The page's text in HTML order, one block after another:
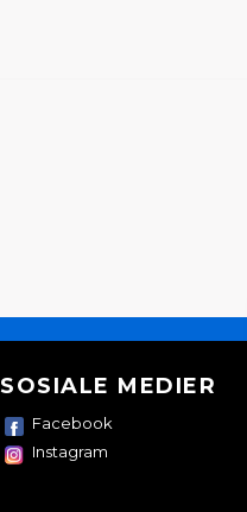
SOSIALE MEDIER
Facebook
Instagram